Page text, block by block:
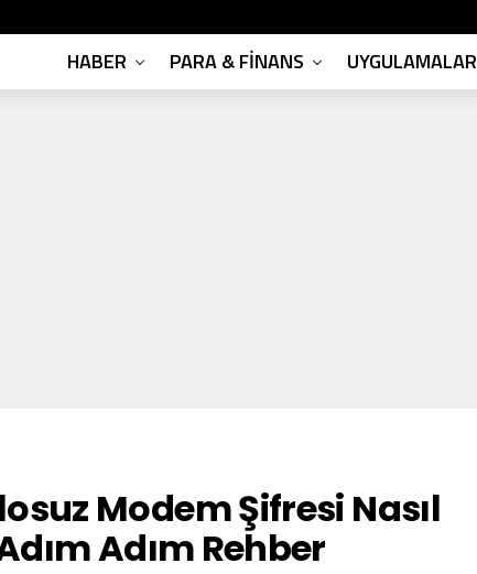
HABER PARA & FINANS UYGULAMALAR
Modem Şifresi Nasıl
Adım Rehber